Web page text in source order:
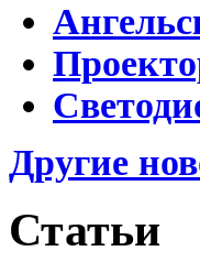
Другие
Статьи